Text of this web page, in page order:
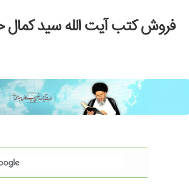
Skip
to
Skip
to
فروش کتب آیت الله سید
خانه
#97 (بدون عنوان)
Checkout